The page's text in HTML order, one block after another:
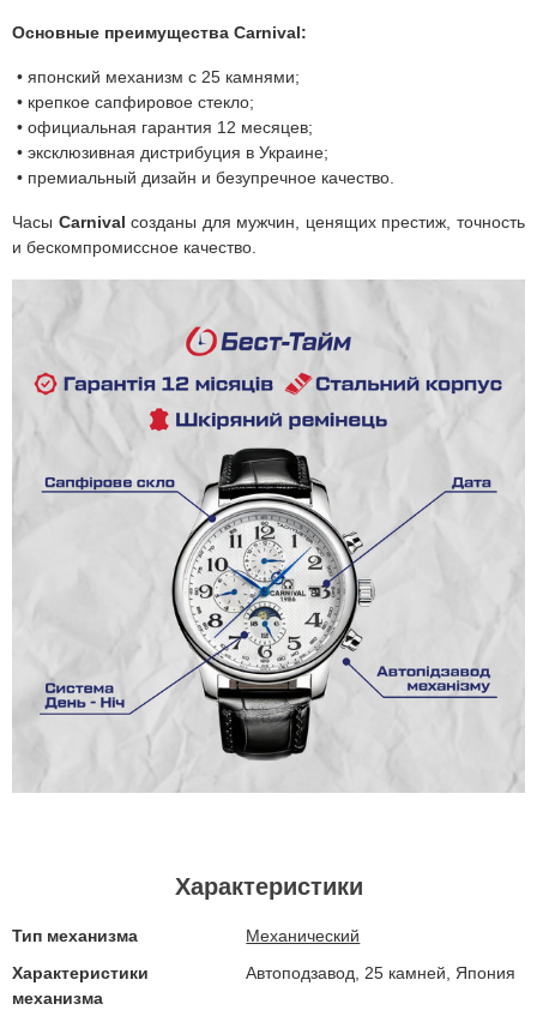
Основные преимущества Carnival:
• японский механизм с 25 камнями;
• крепкое сапфировое стекло;
• официальная гарантия 12 месяцев;
• эксклюзивная дистрибуция в Украине;
• премиальный дизайн и безупречное качество.
Часы Carnival созданы для мужчин, ценящих престиж, точность
и бескомпромиссное качество.
Характеристики
Тип механизма
Механический
Характеристики
механизма
Автоподзавод, 25 камней, Япония